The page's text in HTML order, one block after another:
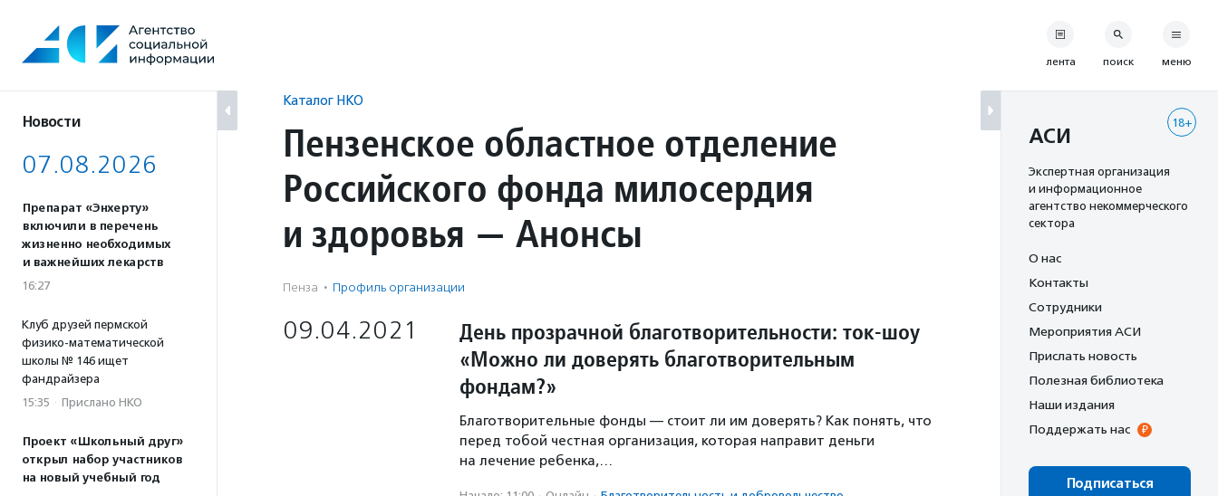
содержанию
Новости
07.08.2026
Препарат «Энхерту»
включили в перечень
жизненно необходимых
и важнейших лекарств
16:27
Клуб друзей пермской
физико-математической
школы № 146 ищет
фандрайзера
15:35 · Прислано НКО
Проект «Школьный друг»
открыл набор участников
на новый учебный год
Каталог НКО
Пензенское областное отделение
Российского фонда милосердия
и здоровья — Анонсы
Пенза · Профиль организации
09.04.2021
День прозрачной благотворительности: ток-шоу
«Можно ли доверять благотворительным
фондам?»
Благотворительные фонды — стоит ли им доверять? Как понять, что
перед тобой честная организация, которая направит деньги
на лечение ребенка,…
лента поиск меню
18+
АСИ
Экспертная организация
и информационное
агентство некоммерческого
сектора
О нас
Контакты
Сотрудники
Мероприятия АСИ
Прислать новость
Полезная библиотека
Наши издания
Поддержать нас
Подписаться